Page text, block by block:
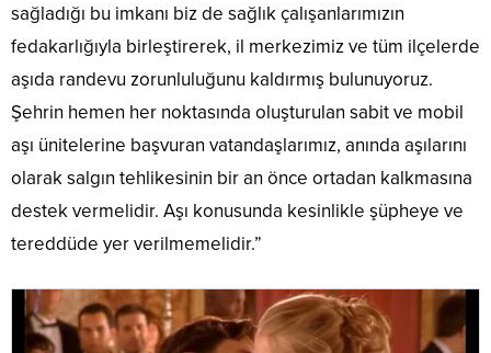
sağladığı bu imkanı biz de sağlık çalışanlarımızın
fedakarlığıyla birleştirerek, il merkezimiz ve tüm ilçelerde
aşıda randevu zorunluluğunu kaldırmış bulunuyoruz.
Şehrin hemen her noktasında oluşturulan sabit ve mobil
aşı ünitelerine başvuran vatandaşlarımız, anında aşılarını
olarak salgın tehlikesinin bir an önce ortadan kalkmasına
destek vermelidir. Aşı konusunda kesinlikle şüpheye ve
tereddüde yer verilmemelidir.”